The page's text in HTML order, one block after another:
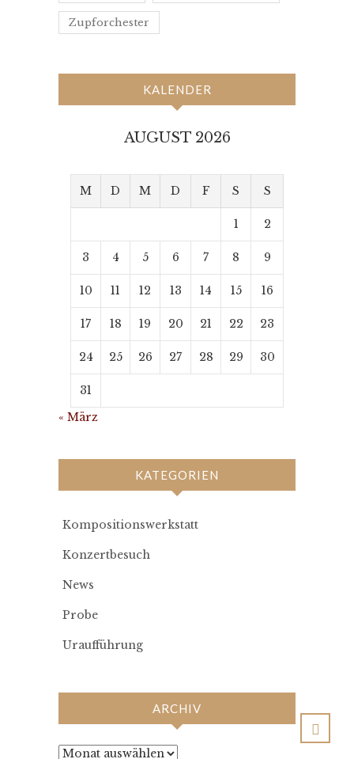
Zupforchester
KALENDER
AUGUST 2026
M D M D F S S
1 2
3 4 5 6 7 8 9
10 11 12 13 14 15 16
17 18 19 20 21 22 23
24 25 26 27 28 29 30
31
« März
KATEGORIEN
Kompositionswerkstatt
Konzertbesuch
News
Probe
Uraufführung
ARCHIV
Archiv